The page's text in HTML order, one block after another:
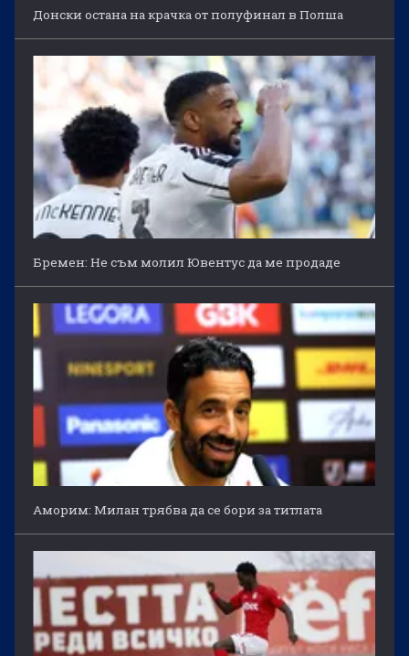
Донски остана на крачка от полуфинал в Полша
Бремен: Не съм молил Ювентус да ме продаде
Аморим: Милан трябва да се бори за титлата